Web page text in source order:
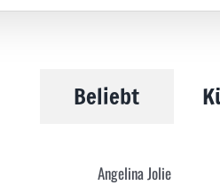
Beliebt
Angelina Jolie